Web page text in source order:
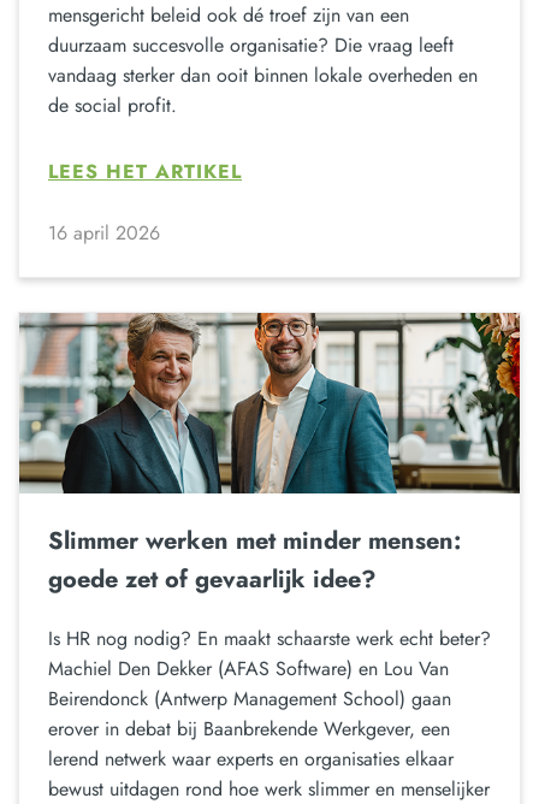
mensgericht beleid ook dé troef zijn van een
duurzaam succesvolle organisatie? Die vraag leeft
vandaag sterker dan ooit binnen lokale overheden en
de social profit.
LEES HET ARTIKEL
16 april 2026
Slimmer werken met minder mensen:
goede zet of gevaarlijk idee?
Is HR nog nodig? En maakt schaarste werk echt beter?
Machiel Den Dekker (AFAS Software) en Lou Van
Beirendonck (Antwerp Management School) gaan
erover in debat bij Baanbrekende Werkgever, een
lerend netwerk waar experts en organisaties elkaar
bewust uitdagen rond hoe werk slimmer en menselijker